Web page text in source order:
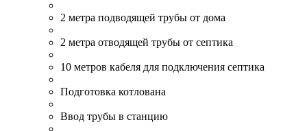
2 метра подводящей трубы от дома
2 метра отводящей трубы от септика
10 метров кабеля для подключения септика
Подготовка котлована
Ввод трубы в станцию